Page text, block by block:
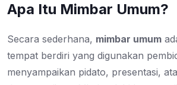
Apa Itu Mimbar Umum?
Secara sederhana, mimbar umum
tempat berdiri yang digunakan
menyampaikan pidato, presentasi,